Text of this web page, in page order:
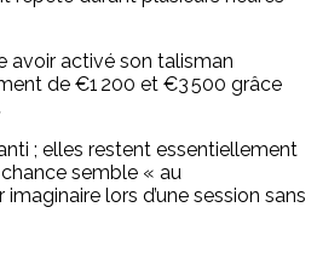
avoir activé son talisman
de €1 200 et €3 500 grâce
; elles restent essentiellement
semble « au
lors d’une session sans